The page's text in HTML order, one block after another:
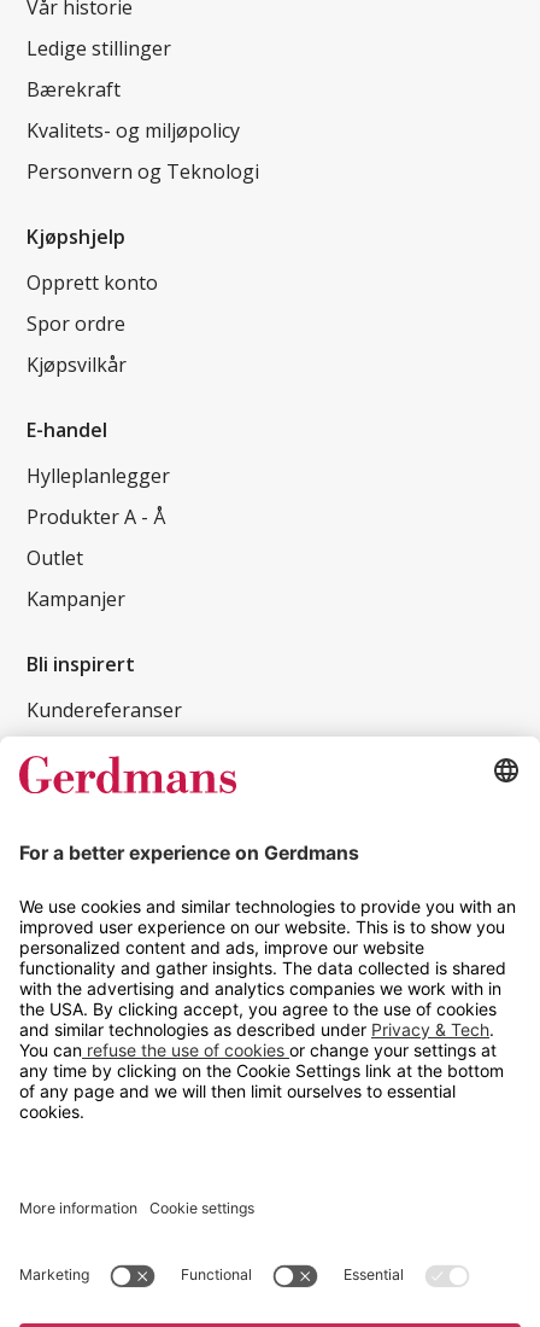
Vår historie
Ledige stillinger
Bærekraft
Kvalitets- og miljøpolicy
Personvern og Teknologi
Kjøpshjelp
Opprett konto
Spor ordre
Kjøpsvilkår
E-handel
Hylleplanlegger
Produkter A - Å
Outlet
Kampanjer
Bli inspirert
Kundereferanser
Magasin
Tips og guider
Kontakt
info@gerdmans.no
67 80 56 20
Åpningstid
Hverdager 08:00-16:00